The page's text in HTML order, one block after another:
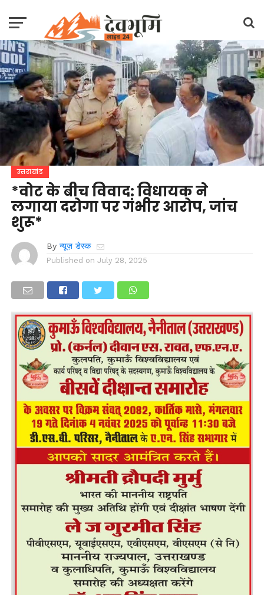
उत्तराखंड
*वोट के बीच विवाद: विधायक ने
लगाया दरोगा पर गंभीर आरोप, जांच
शुरू*
By न्यूज़ डेस्क
Published on July 28, 2025